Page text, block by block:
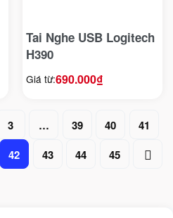
Tai Nghe USB Logitech
H390
Giá từ:690.000₫
3 … 39 40
41
42
43 44 45